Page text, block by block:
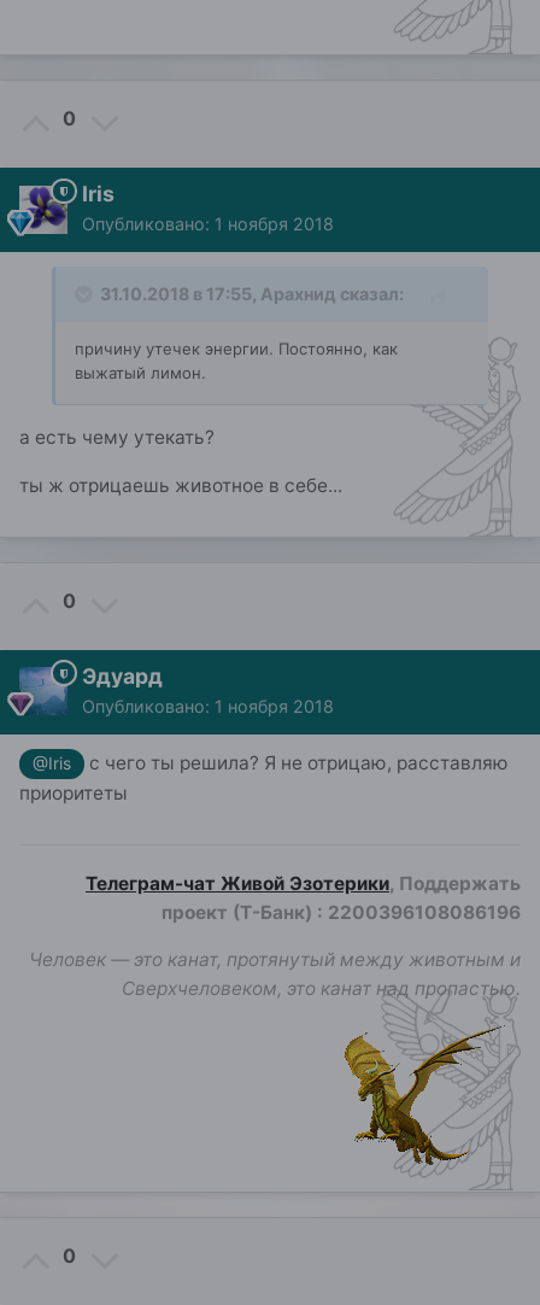
0
Iris
Опубликовано: 1 ноября 2018
31.10.2018 в 17:55, Арахнид сказал:
причину утечек энергии. Постоянно, как
выжатый лимон.
а есть чему утекать?
ты ж отрицаешь животное в себе...
0
Эдуард
Опубликовано: 1 ноября 2018
@Iris
с чего ты решила? Я не отрицаю, расставляю
приоритеты
Телеграм-чат Живой Эзотерики, Поддержать
проект (Т-Банк) : 2200396108086196
Человек — это канат, протянутый между животным и
Сверхчеловеком, это канат над пропастью.
0